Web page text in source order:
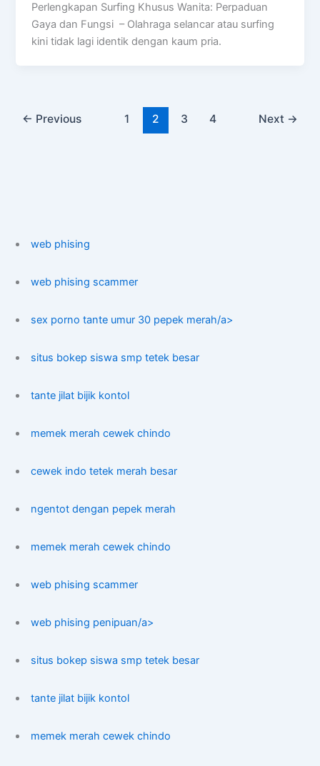
Perlengkapan Surfing Khusus Wanita: Perpaduan
Gaya dan Fungsi – Olahraga selancar atau surfing
kini tidak lagi identik dengan kaum pria.
← Previous 1 2 3 4 Next →
web phising
web phising scammer
sex porno tante umur 30 pepek merah/a>
situs bokep siswa smp tetek besar
tante jilat bijik kontol
memek merah cewek chindo
cewek indo tetek merah besar
ngentot dengan pepek merah
memek merah cewek chindo
web phising scammer
web phising penipuan/a>
situs bokep siswa smp tetek besar
tante jilat bijik kontol
memek merah cewek chindo